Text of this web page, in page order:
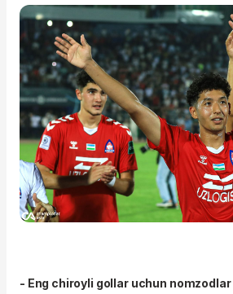
- Eng chiroyli gollar uchun nomzodlar